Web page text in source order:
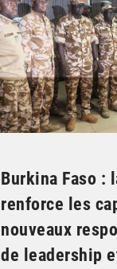
Burkina Faso :
renforce les
nouveaux
de leadership